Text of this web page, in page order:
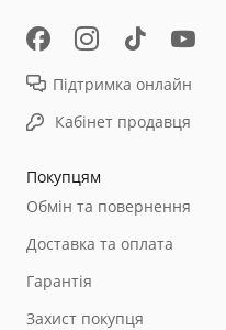
Покупцям
Обмін та повернення
Доставка та оплата
Гарантія
Захист покупця
Підтримка онлайн
Кабінет продавця